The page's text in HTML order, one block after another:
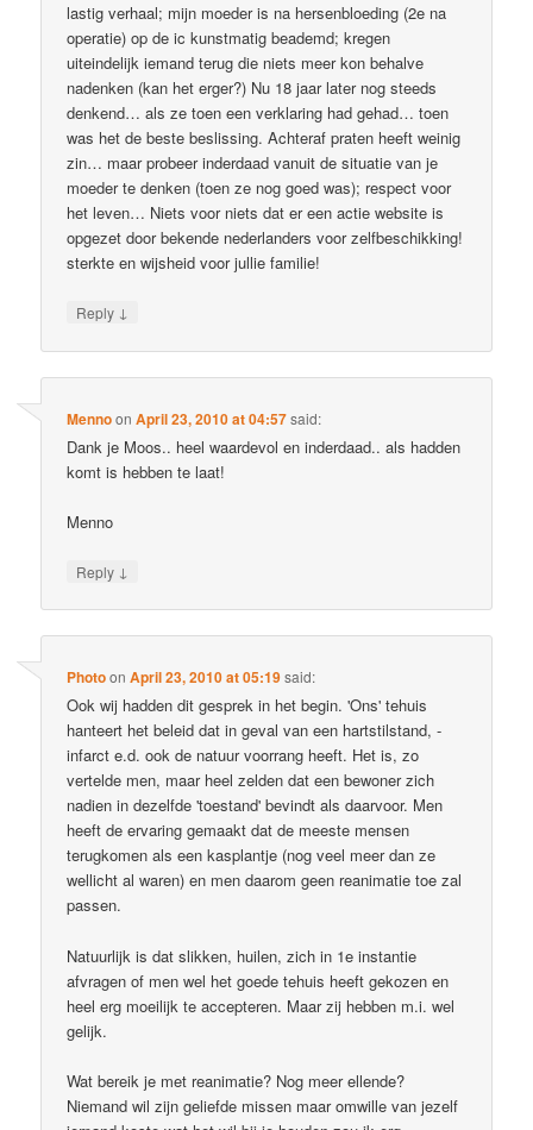
lastig verhaal; mijn moeder is na hersenbloeding (2e na
operatie) op de ic kunstmatig beademd; kregen
uiteindelijk iemand terug die niets meer kon behalve
nadenken (kan het erger?) Nu 18 jaar later nog steeds
denkend… als ze toen een verklaring had gehad… toen
was het de beste beslissing. Achteraf praten heeft weinig
zin… maar probeer inderdaad vanuit de situatie van je
moeder te denken (toen ze nog goed was); respect voor
het leven… Niets voor niets dat er een actie website is
opgezet door bekende nederlanders voor zelfbeschikking!
sterkte en wijsheid voor jullie familie!
Reply ↓
MennoonApril 23, 2010 at 04:57said:
Dank je Moos.. heel waardevol en inderdaad.. als hadden
komt is hebben te laat!
Menno
Reply ↓
PhotoonApril 23, 2010 at 05:19said:
Ook wij hadden dit gesprek in het begin. 'Ons' tehuis
hanteert het beleid dat in geval van een hartstilstand, -
infarct e.d. ook de natuur voorrang heeft. Het is, zo
vertelde men, maar heel zelden dat een bewoner zich
nadien in dezelfde 'toestand' bevindt als daarvoor. Men
heeft de ervaring gemaakt dat de meeste mensen
terugkomen als een kasplantje (nog veel meer dan ze
wellicht al waren) en men daarom geen reanimatie toe zal
passen.
Natuurlijk is dat slikken, huilen, zich in 1e instantie
afvragen of men wel het goede tehuis heeft gekozen en
heel erg moeilijk te accepteren. Maar zij hebben m.i. wel
gelijk.
Wat bereik je met reanimatie? Nog meer ellende?
Niemand wil zijn geliefde missen maar omwille van jezelf